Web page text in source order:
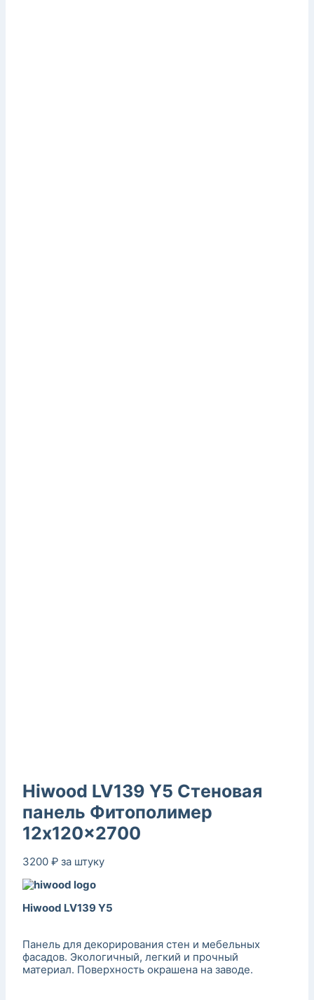
Hiwood LV139 Y5 Стеновая
панель Фитополимер
12x120x2700
3200 ₽ за штуку
Hiwood LV139 Y5
Панель для декорирования стен и мебельных
фасадов. Экологичный, легкий и прочный
материал. Поверхность окрашена на заводе.